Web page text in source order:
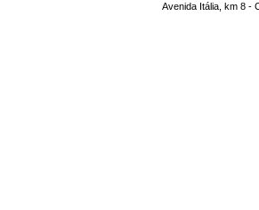
Avenida Itália, km 8 -